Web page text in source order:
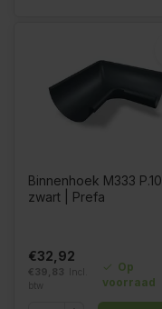
Binnenhoek M333 P.10
zwart | Prefa
€32,92
€39,83
Incl.
btw
Op
voorraad